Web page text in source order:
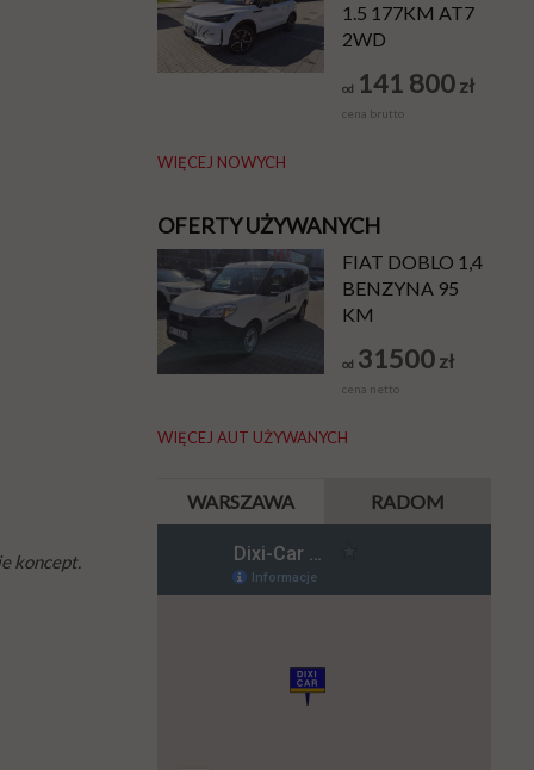
koncept.
1.5 177KM AT7
2WD
od 141 800 zł
cena brutto
WIĘCEJ NOWYCH
OFERTY UŻYWANYCH
FIAT DOBLO 1,4
BENZYNA 95
KM
od 31500 zł
cena netto
WIĘCEJ AUT UŻYWANYCH
WARSZAWA RADOM